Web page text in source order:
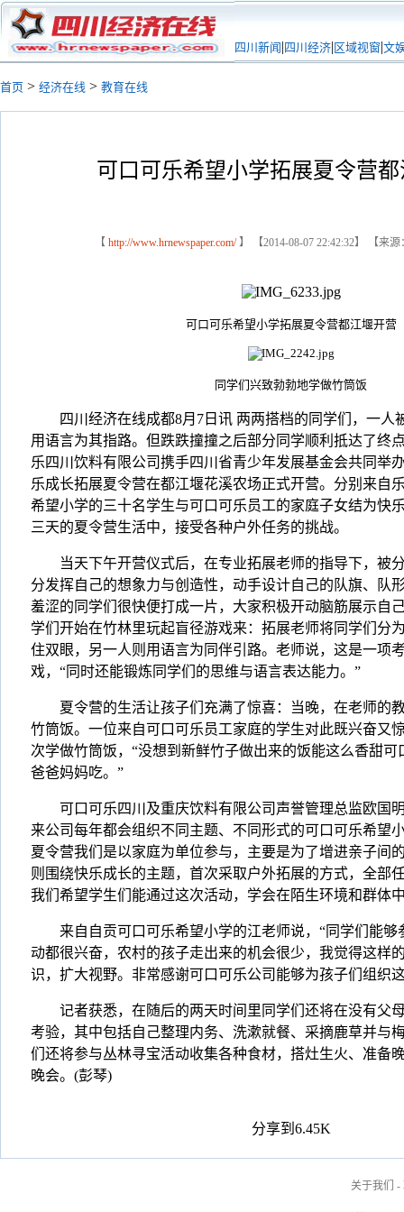
四川新闻 | 四川经济| 区域视窗|文
首页 > 经济在线 > 教育在线
可口可乐希望小学拓展夏令营
【http://www.hrnewspaper.com/】 【2014-08-07 22:42:32】 【来源
可口可乐希望小学拓展夏令营都江堰开营
同学们兴致勃勃地学做竹筒饭
四川经济在线成都8月7日讯 两两搭档的同学们，一人
用语言为其指路。但跌跌撞撞之后部分同学顺利抵达了
乐四川饮料有限公司携手四川省青少年发展基金会共同举
乐成长拓展夏令营在都江堰花溪农场正式开营。分别来自
希望小学的三十名学生与可口可乐员工的家庭子女结为快
三天的夏令营生活中，接受各种户外任务的挑战。
当天下午开营仪式后，在专业拓展老师的指导下，被
分发挥自己的想象力与创造性，动手设计自己的队旗、队
羞涩的同学们很快便打成一片，大家积极开动脑筋展示自
学们开始在竹林里玩起盲径游戏来：拓展老师将同学们分
住双眼，另一人则用语言为同伴引路。老师说，这是一项
戏，“同时还能锻炼同学们的思维与语言表达能力。”
夏令营的生活让孩子们充满了惊喜：当晚，在老师的
竹筒饭。一位来自可口可乐员工家庭的学生对此既兴奋又
次学做竹筒饭，“没想到新鲜竹子做出来的饭能这么香甜
爸爸妈妈吃。”
可口可乐四川及重庆饮料有限公司声誉管理总监欧国明
来公司每年都会组织不同主题、不同形式的可口可乐希望
夏令营我们是以家庭为单位参与，主要是为了增进亲子间
则围绕快乐成长的主题，首次采取户外拓展的方式，全部
我们希望学生们能通过这次活动，学会在陌生环境和群体
来自自贡可口可乐希望小学的江老师说，“同学们能够
动都很兴奋，农村的孩子走出来的机会很少，我觉得这样
识，扩大视野。非常感谢可口可乐公司能够为孩子们组织
记者获悉，在随后的两天时间里同学们还将在没有父
考验，其中包括自己整理内务、洗漱就餐、采摘鹿草并与
们还将参与丛林寻宝活动收集各种食材，搭灶生火、准备
晚会。(彭琴)
分享到 6.45K
关于我们 -